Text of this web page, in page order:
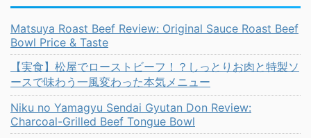
Matsuya Roast Beef Review: Original Sauce Roast Beef
Bowl Price & Taste
【実食】松屋でローストビーフ！？しっとりお肉と特製ソ
ースで味わう一風変わった本気メニュー
Niku no Yamagyu Sendai Gyutan Don Review:
Charcoal-Grilled Beef Tongue Bowl